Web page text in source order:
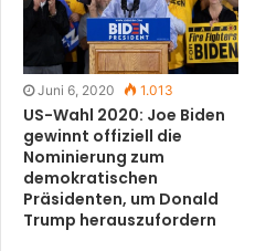
Juni 6, 2020 1.013
US-Wahl 2020: Joe Biden
gewinnt offiziell die
Nominierung zum
demokratischen
Präsidenten, um Donald
Trump herauszufordern